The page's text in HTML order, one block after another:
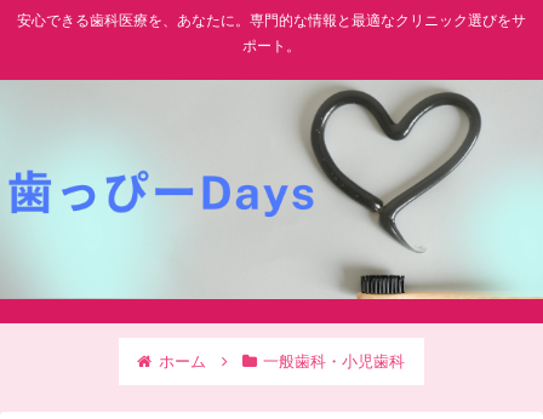
安心できる歯科医療を、あなたに。専門的な情報と最適なクリニック選びをサ
ポート。
ホーム 一般歯科・小児歯科